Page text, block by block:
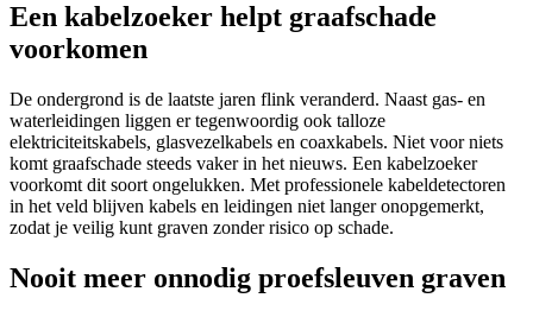
Een kabelzoeker helpt graafschade
voorkomen
De ondergrond is de laatste jaren flink veranderd. Naast gas- en
waterleidingen liggen er tegenwoordig ook talloze
elektriciteitskabels, glasvezelkabels en coaxkabels. Niet voor niets
komt graafschade steeds vaker in het nieuws. Een kabelzoeker
voorkomt dit soort ongelukken. Met professionele kabeldetectoren
in het veld blijven kabels en leidingen niet langer onopgemerkt,
zodat je veilig kunt graven zonder risico op schade.
Nooit meer onnodig proefsleuven graven